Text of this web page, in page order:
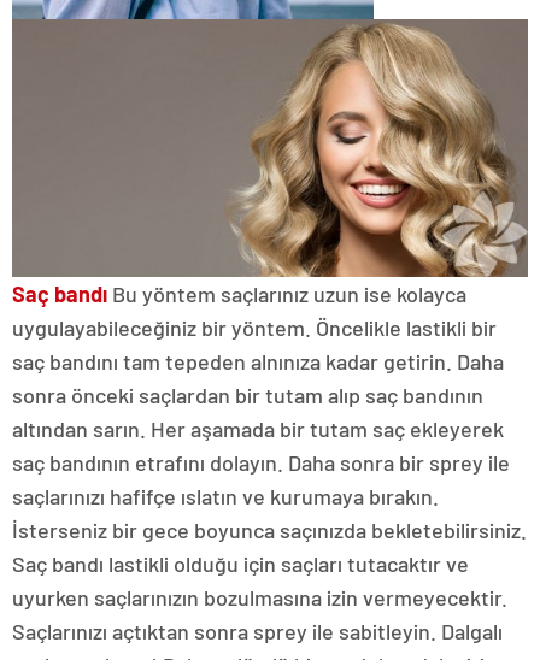
Saç bandı Bu yöntem saçlarınız uzun ise kolayca
uygulayabileceğiniz bir yöntem. Öncelikle lastikli bir
saç bandını tam tepeden alnınıza kadar getirin. Daha
sonra önceki saçlardan bir tutam alıp saç bandının
altından sarın. Her aşamada bir tutam saç ekleyerek
saç bandının etrafını dolayın. Daha sonra bir sprey ile
saçlarınızı hafifçe ıslatın ve kurumaya bırakın.
İsterseniz bir gece boyunca saçınızda bekletebilirsiniz.
Saç bandı lastikli olduğu için saçları tutacaktır ve
uyurken saçlarınızın bozulmasına izin vermeyecektir.
Saçlarınızı açtıktan sonra sprey ile sabitleyin. Dalgalı